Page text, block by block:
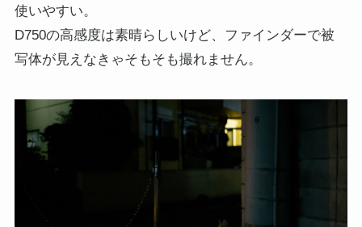
使いやすい。
D750の高感度は素晴らしいけど、ファインダーで被
写体が見えなきゃそもそも撮れません。